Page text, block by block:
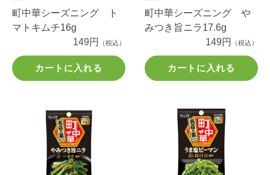
町中華シーズニング ト
マトキムチ16g
149円
（税込）
カートに入れる
町中華シーズニング や
みつき旨ニラ17.6g
149円
（税込）
カートに入れる